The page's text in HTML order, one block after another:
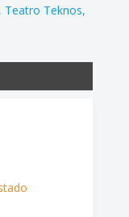
Teatro Teknos